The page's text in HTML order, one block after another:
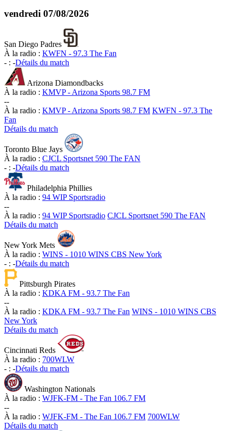
vendredi 07/08/2026
San Diego Padres
À la radio : KWFN - 97.3 The Fan
- : -Détails du match
Arizona Diamondbacks
À la radio : KMVP - Arizona Sports 98.7 FM
--
À la radio : KMVP - Arizona Sports 98.7 FM KWFN - 97.3 The
Fan
Détails du match
Toronto Blue Jays
À la radio : CJCL Sportsnet 590 The FAN
- : -Détails du match
Philadelphia Phillies
À la radio : 94 WIP Sportsradio
--
À la radio : 94 WIP Sportsradio CJCL Sportsnet 590 The FAN
Détails du match
New York Mets
À la radio : WINS - 1010 WINS CBS New York
- : -Détails du match
Pittsburgh Pirates
À la radio : KDKA FM - 93.7 The Fan
--
À la radio : KDKA FM - 93.7 The Fan WINS - 1010 WINS CBS
New York
Détails du match
Cincinnati Reds
À la radio : 700WLW
- : -Détails du match
Washington Nationals
À la radio : WJFK-FM - The Fan 106.7 FM
--
À la radio : WJFK-FM - The Fan 106.7 FM 700WLW
Détails du match